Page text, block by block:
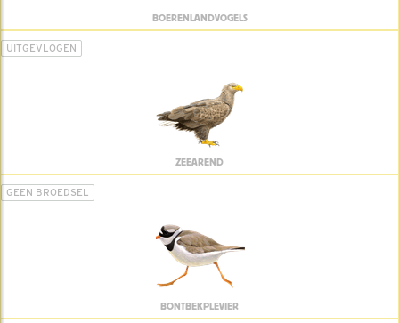
BOERENLANDVOGELS
UITGEVLOGEN
ZEEAREND
GEEN BROEDSEL
BONTBEKPLEVIER